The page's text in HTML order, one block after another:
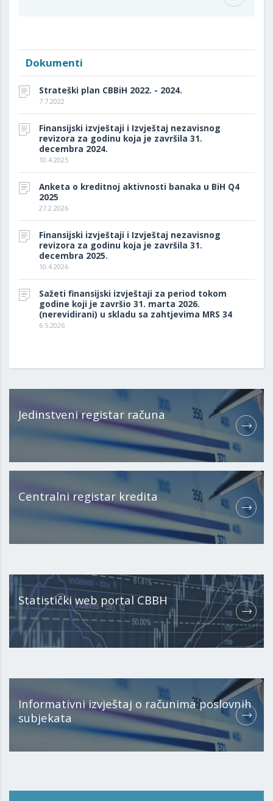
Dokumenti
Strateški plan CBBiH 2022. - 2024.
7.7.2022
Finansijski izvještaji i Izvještaj nezavisnog
revizora za godinu koja je završila 31.
decembra 2024.
10.4.2025
Anketa o kreditnoj aktivnosti banaka u BiH Q4
2025
27.2.2026
Finansijski izvještaji i Izvještaj nezavisnog
revizora za godinu koja je završila 31.
decembra 2025.
10.4.2026
Sažeti finansijski izvještaji za period tokom
godine koji je završio 31. marta 2026.
(nerevidirani) u skladu sa zahtjevima MRS 34
6.5.2026
Jedinstveni registar računa
Centralni registar kredita
Statistički web portal CBBH
Informativni izvještaj o računima poslovnih
subjekata